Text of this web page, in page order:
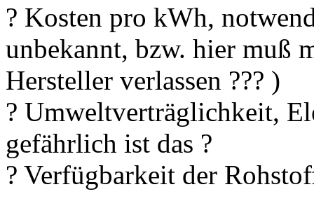
? Kosten pro kWh,
unbekannt, bzw. hier muß
Hersteller verlassen ??? )
? Umweltverträglichkeit,
gefährlich ist das ?
? Verfügbarkeit der